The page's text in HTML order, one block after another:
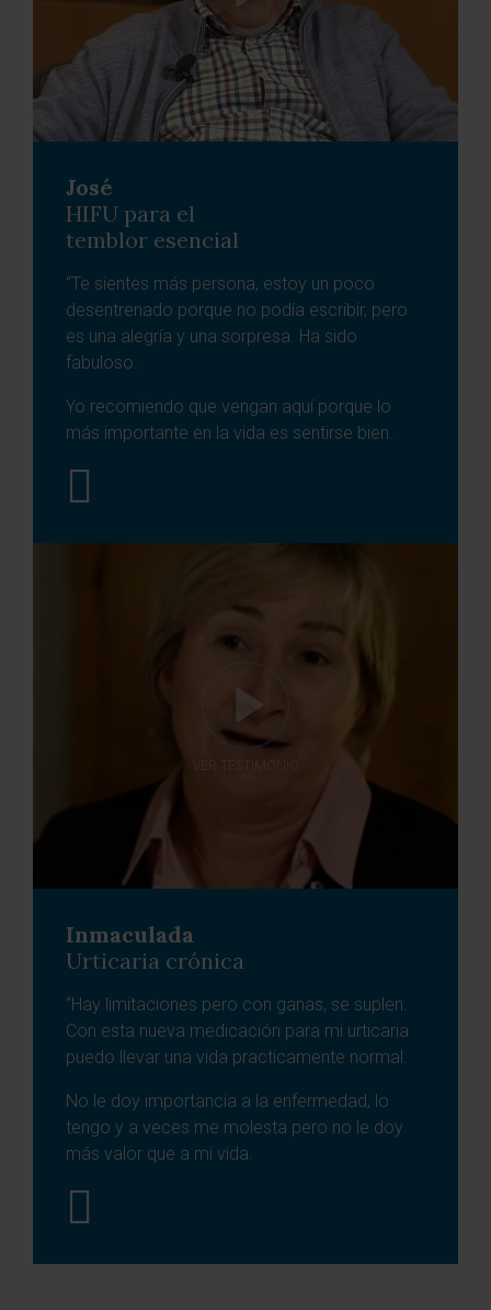
José
HIFU para el
temblor esencial
“Te sientes más persona, estoy un poco
desentrenado porque no podía escribir, pero
es una alegría y una sorpresa. Ha sido
fabuloso.
Yo recomiendo que vengan aquí porque lo
más importante en la vida es sentirse bien.
VER TESTIMONIO
Inmaculada
Urticaria crónica
“Hay limitaciones pero con ganas, se suplen.
Con esta nueva medicación para mi urticaria
puedo llevar una vida practicamente normal.
No le doy importancia a la enfermedad, lo
tengo y a veces me molesta pero no le doy
más valor que a mi vida.
VER TESTIMONIO